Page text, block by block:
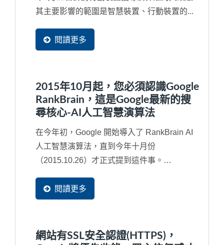
其主要影響的範圍是智慧裝置、行動裝置的...
閱讀更多
2015年10月起，您必須認識Google
RankBrain，這是Google最新的搜
尋核心-AI人工智慧演算法
在今年初，Google 開始導入了 RankBrain AI
人工智慧演算法，直到今年十月份
（2015.10.26）才正式提到這件事。
閱讀更多
網站有SSL安全認證(HTTPS)，